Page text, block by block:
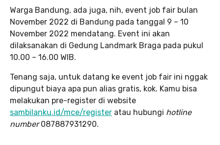
Warga Bandung, ada juga, nih, event job fair bulan
November 2022 di Bandung pada tanggal 9 – 10
November 2022 mendatang. Event ini akan
dilaksanakan di Gedung Landmark Braga pada pukul
10.00 – 16.00 WIB.
Tenang saja, untuk datang ke event job fair ini nggak
dipungut biaya apa pun alias gratis, kok. Kamu bisa
melakukan pre-register di website
sambilanku.id/mce/register atau hubungi hotline
number087887931290.